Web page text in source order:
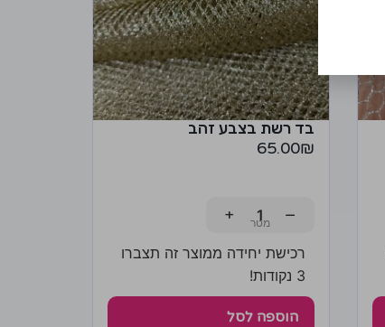
בד רשת בצבע זהב
65.00₪
−
+
רכישת יחידה ממוצר זה תצברו
3 נקודות!
הוספה לסל